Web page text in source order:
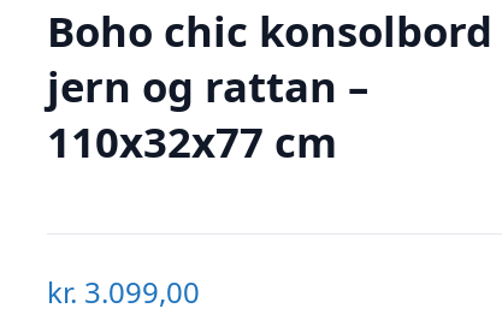
Boho chic
jern og rattan –
110x32x77 cm
kr. 3.099,00